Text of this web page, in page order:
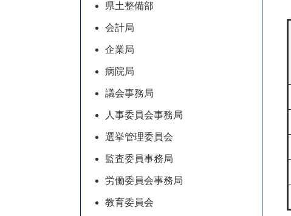
県土整備部
会計局
企業局
病院局
議会事務局
人事委員会事務局
選挙管理委員会
監査委員事務局
労働委員会事務局
教育委員会